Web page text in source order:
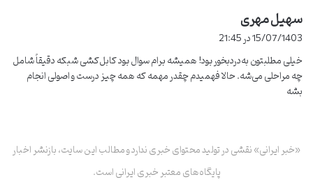
سهیل مهریف
:
15/07/1403 در 21:45
خیلی مطلبتون به‌دردبخور بود! همیشه برام سوال بود کابل‌کشی شبکه دقیقاً شامل
چه مراحلی می‌شه. حالا فهمیدم چقدر مهمه که همه چیز درست و اصولی انجام
بشه
«خبر ایرانی» نقشی در تولید محتوای خبری ندارد و مطالب این سایت، بازنشر اخبار
پایگاه‌های معتبر خبری ایرانی است.